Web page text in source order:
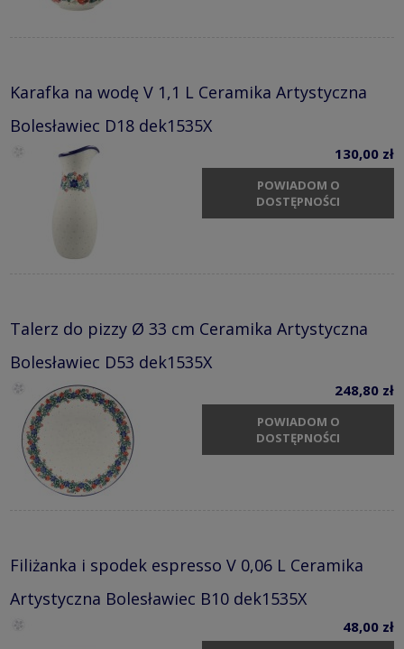
Karafka na wodę V 1,1 L Ceramika Artystyczna
Bolesławiec D18 dek1535X
130,00 zł
POWIADOM O
DOSTĘPNOŚCI
Talerz do pizzy Ø 33 cm Ceramika Artystyczna
Bolesławiec D53 dek1535X
248,80 zł
POWIADOM O
DOSTĘPNOŚCI
Filiżanka i spodek espresso V 0,06 L Ceramika
Artystyczna Bolesławiec B10 dek1535X
48,00 zł